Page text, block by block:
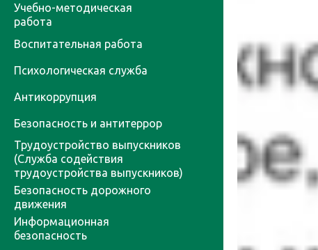
Учебно-методическая
работа
Воспитательная работа
Психологическая служба
Антикоррупция
Безопасность и антитеррор
Трудоустройство выпускников
(Служба содействия
трудоустройства выпускников)
Безопасность дорожного
движения
Информационная
безопасность